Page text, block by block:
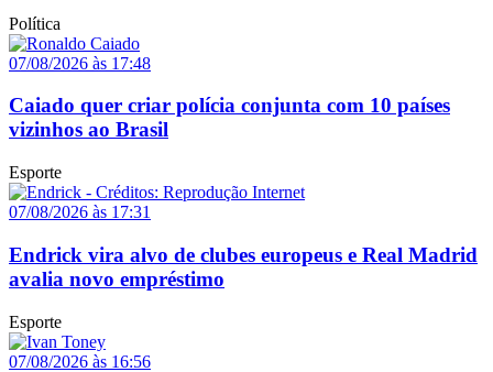
Política
07/08/2026 às 17:48
Caiado quer criar polícia conjunta com 10 países
vizinhos ao Brasil
Esporte
07/08/2026 às 17:31
Endrick vira alvo de clubes europeus e Real Madrid
avalia novo empréstimo
Esporte
07/08/2026 às 16:56